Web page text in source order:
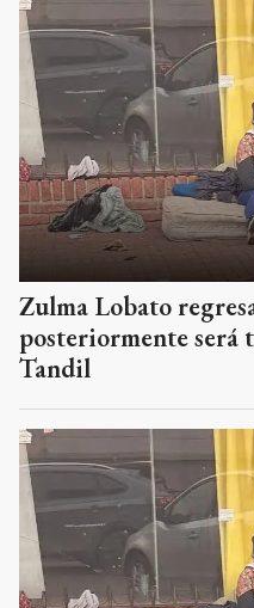
Zulma Lobato
posteriormente será
Tandil